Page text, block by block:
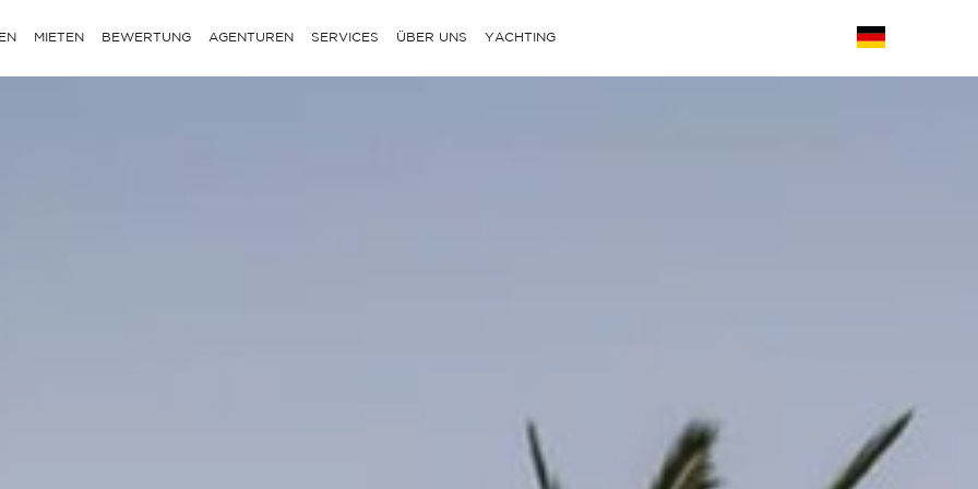
MIETEN BEWERTUNG AGENTUREN SERVICES ÜBER UNS YACHTING